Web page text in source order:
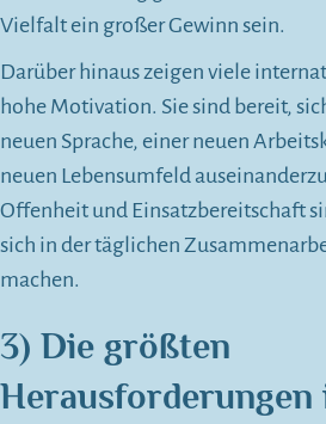
Vielfalt ein großer Gewinn sein.
Darüber hinaus zeigen viele
hohe Motivation. Sie sind bereit,
neuen Sprache, einer neuen
neuen Lebensumfeld
Offenheit und Einsatzbereitschaft
sich in der täglichen
machen.
3) Die größten
Herausforderungen